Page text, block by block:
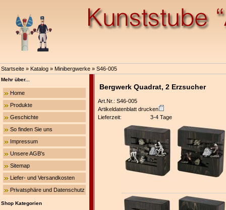
Startseite » Katalog » Minibergwerke » S46-005
Mehr über...
Home
Produkte
Geschichte
So finden Sie uns
Impressum
Unsere AGB's
Sitemap
Liefer- und Versandkosten
Privatsphäre und Datenschutz
Shop Kategorien
Bergwerk Quadrat, 2 Erzsucher
Art.Nr.: S46-005
Artikeldatenblatt drucken
Lieferzeit:
3-4 Tage